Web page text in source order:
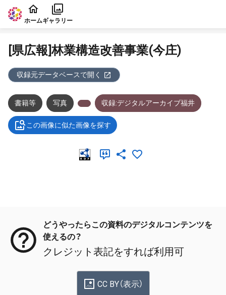
本文に飛ぶ
ホームギャラリー
[県広報]林業構造改善事業(今庄)
収録元データベースで開く
書籍等 写真 収録:デジタルアーカイブ福井
この画像に似た画像を探す
どうやったらこの資料のデジタルコンテンツを
使えるの？
クレジット表記をすれば利用可
CC BY（表示）